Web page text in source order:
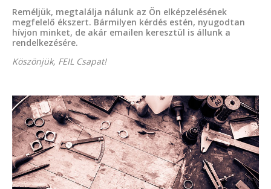
Reméljük, megtalálja nálunk az Ön elképzelésének
megfelelő ékszert. Bármilyen kérdés estén, nyugodtan
hívjon minket, de akár emailen keresztül is állunk a
rendelkezésére.
Köszönjük, FEIL Csapat!